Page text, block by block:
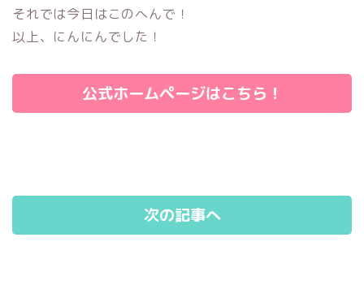
それでは今日はこのへんで！
以上、にんにんでした！
公式ホームページはこちら！
次の記事へ